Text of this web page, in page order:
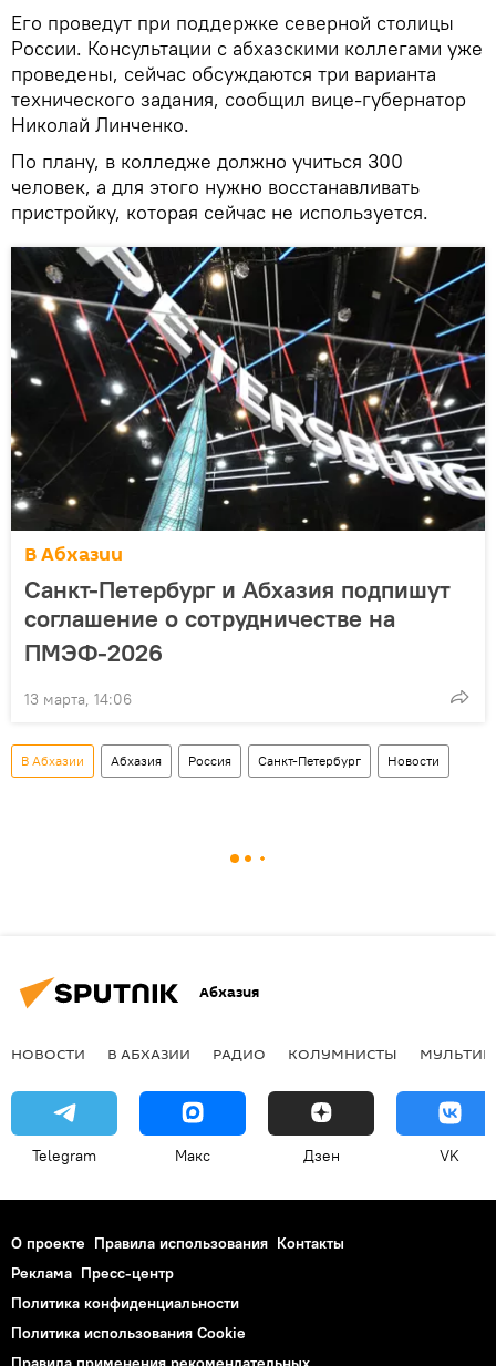
Его проведут при поддержке северной столицы
России. Консультации с абхазскими коллегами уже
проведены, сейчас обсуждаются три варианта
технического задания, сообщил вице-губернатор
Николай Линченко.
По плану, в колледже должно учиться 300
человек, а для этого нужно восстанавливать
пристройку, которая сейчас не используется.
В Абхазии
Санкт-Петербург и Абхазия подпишут
соглашение о сотрудничестве на
ПМЭФ-2026
13 марта, 14:06
В Абхазии Абхазия Россия Санкт-Петербург Новости
Абхазия
НОВОСТИ В АБХАЗИИ РАДИО КОЛУМНИСТЫ
Telegram Макс Дзен VK
О проекте Правила использования Контакты
Реклама Пресс-центр
Политика конфиденциальности
Политика использования Cookie